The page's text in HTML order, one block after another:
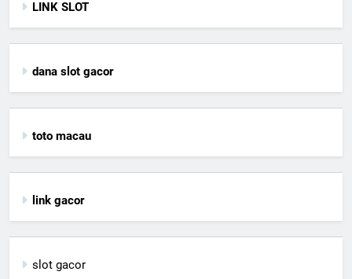
LINK SLOT
dana slot gacor
toto macau
link gacor
slot gacor